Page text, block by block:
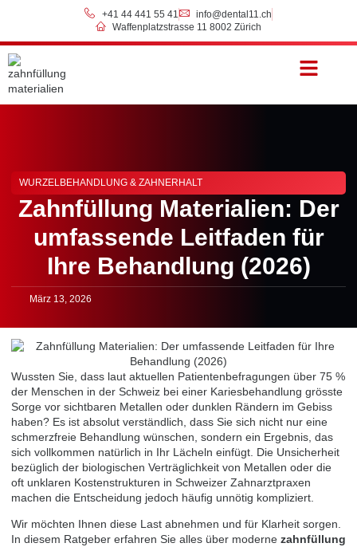
+41 44 441 55 41
info@dental11.ch
Waffenplatzstrasse 11 8002 Zürich
WURZELBEHANDLUNG & ZAHNERHALT
Zahnfüllung Materialien: Der
umfassende Leitfaden für
Ihre Behandlung (2026)
März 13, 2026
Wussten Sie, dass laut aktuellen Patientenbefragungen über 75 %
der Menschen in der Schweiz bei einer Kariesbehandlung grösste
Sorge vor sichtbaren Metallen oder dunklen Rändern im Gebiss
haben? Es ist absolut verständlich, dass Sie sich nicht nur eine
schmerzfreie Behandlung wünschen, sondern ein Ergebnis, das
sich vollkommen natürlich in Ihr Lächeln einfügt. Die Unsicherheit
bezüglich der biologischen Verträglichkeit von Metallen oder die
oft unklaren Kostenstrukturen in Schweizer Zahnarztpraxen
machen die Entscheidung jedoch häufig unnötig kompliziert.
Wir möchten Ihnen diese Last abnehmen und für Klarheit sorgen.
In diesem Ratgeber erfahren Sie alles über moderne zahnfüllung